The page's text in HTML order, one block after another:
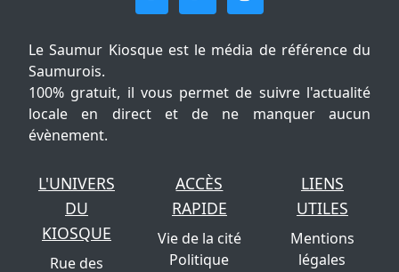
Le Saumur Kiosque est le média de référence du
Saumurois.
100% gratuit, il vous permet de suivre l'actualité
locale en direct et de ne manquer aucun
évènement.
L'UNIVERS
DU
KIOSQUE
Rue des
ACCÈS
RAPIDE
Vie de la cité
Politique
LIENS
UTILES
Mentions
légales